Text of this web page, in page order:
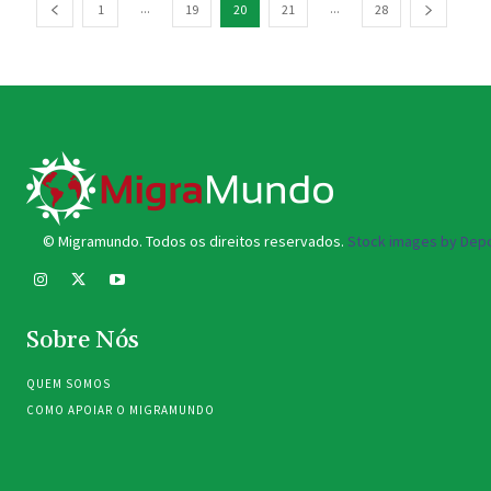
1 ... 19 20 21 ... 28
© Migramundo. Todos os direitos reservados. Stock images by
Sobre Nós
QUEM SOMOS
COMO APOIAR O MIGRAMUNDO